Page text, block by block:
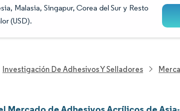
Malasia, Singapur, Corea del Sur y Resto
(USD).
Investigación De Adhesivos Y Selladores